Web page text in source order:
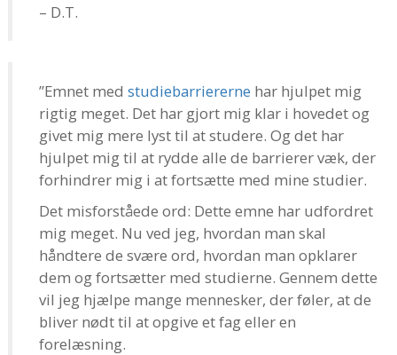
– D.T.
”Emnet med studiebarriererne har hjulpet mig
rigtig meget. Det har gjort mig klar i hovedet og
givet mig mere lyst til at studere. Og det har
hjulpet mig til at rydde alle de barrierer væk, der
forhindrer mig i at fortsætte med mine studier.
Det misforståede ord: Dette emne har udfordret
mig meget. Nu ved jeg, hvordan man skal
håndtere de svære ord, hvordan man opklarer
dem og fortsætter med studierne. Gennem dette
vil jeg hjælpe mange mennesker, der føler, at de
bliver nødt til at opgive et fag eller en
forelæsning.